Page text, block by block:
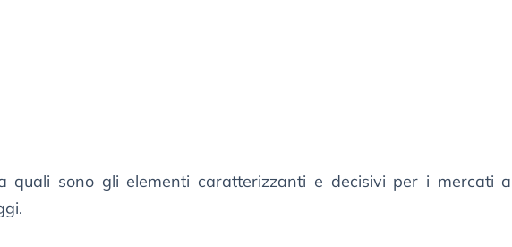
quali sono gli elementi caratterizzanti e decisivi per i mercati a